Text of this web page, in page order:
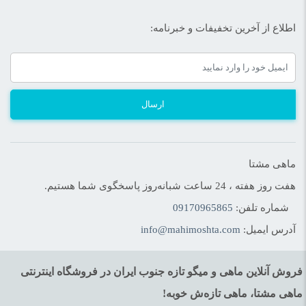
اطلاع از آخرین تخفیفات و خبرنامه:
ارسال
ماهی مشتا
هفت روز هفته ، 24 ساعت شبانه‌روز پاسخگوی شما هستیم.
شماره تلفن: 09170965865
آدرس ایمیل: info@mahimoshta.com
فروش آنلاین ماهی و میگو تازه جنوب ایران در فروشگاه اینترنتی
ماهی مشتا، ماهی تازه‌ش خوبه!